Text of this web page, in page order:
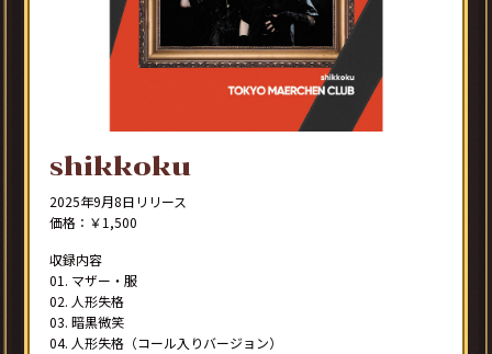
shikkoku
2025年9月8日リリース
価格：￥1,500
収録内容
01. マザー・服
02. 人形失格
03. 暗黒微笑
04. 人形失格（コール入りバージョン）